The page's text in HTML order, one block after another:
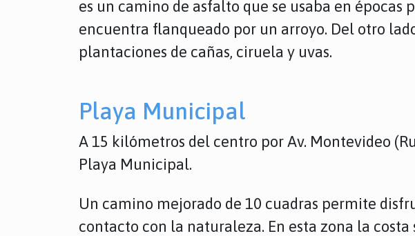
es un camino de asfalto que se usaba en
encuentra flanqueado por un arroyo. Del otro
plantaciones de cañas, ciruela y uvas.
Playa Municipal
A 15 kilómetros del centro por Av. Montevideo
Playa Municipal.
Un camino mejorado de 10 cuadras permite
contacto con la naturaleza. En esta zona la